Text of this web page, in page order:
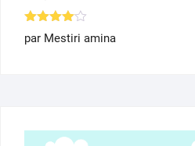
Note
sur 5
par Mestiri amina